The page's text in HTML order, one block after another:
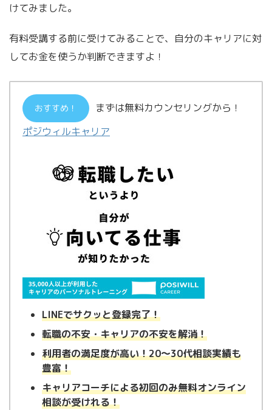
けてみました。
有料受講する前に受けてみることで、自分のキャリアに対
してお金を使うか判断できますよ！
おすすめ！
まずは無料カウンセリングから！
ポジウィルキャリア
LINEでサクッと登録完了！
転職の不安・キャリアの不安を解消！
利用者の満足度が高い！20〜30代相談実績も
豊富！
キャリアコーチによる初回のみ無料オンライン
相談が受けれる！